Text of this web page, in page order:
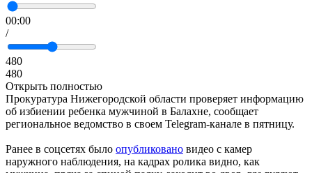
00:00
/
480
480
Открыть полностью
Прокуратура Нижегородской области проверяет информацию
об избиении ребенка мужчиной в Балахне, сообщает
региональное ведомство в своем Telegram-канале в пятницу.
Ранее в соцсетях было опубликовано видео с камер
наружного наблюдения, на кадрах ролика видно, как